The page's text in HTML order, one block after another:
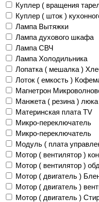
Куплер ( вращения
Куплер ( шток )
Лампа Вытяжки
Лампа духового шкафа
Лампа СВЧ
Лампа Холодильника
Лопатка ( мешалка )
Лоток ( емкость )
Магнетрон
Манжета ( резина )
Материнская плата TV
Микро-переключатель
Микро-переключатель
Модуль ( плата
Мотор ( вентилятор )
Мотор ( вентилятор )
Мотор ( двигатель )
Мотор ( двигатель )
Мотор ( двигатель )